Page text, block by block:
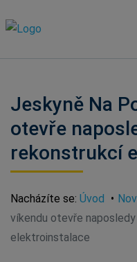
Jeskyně Na
otevře
rekonstrukcí
Nacházíte se: Úvod
víkendu otevře
elektroinstalace